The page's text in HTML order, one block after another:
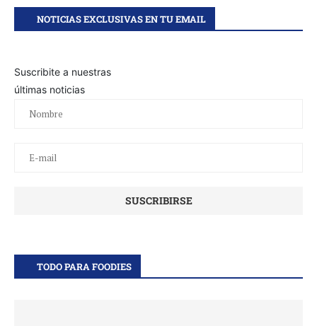
NOTICIAS EXCLUSIVAS EN TU EMAIL
Suscribite a nuestras
últimas noticias
TODO PARA FOODIES